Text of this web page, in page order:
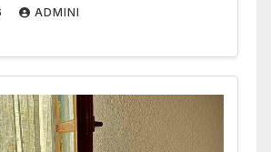
ADMINI